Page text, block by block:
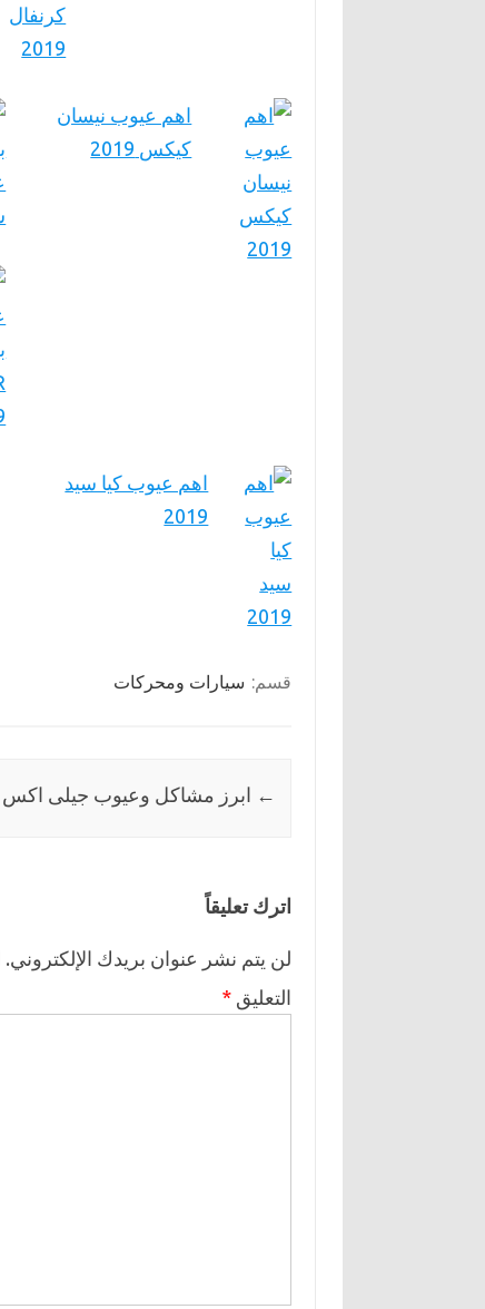
اهم عيوب نيسان
كيكس 2019
اهم عيوب كيا سيد
2019
قسم: سيارات ومحركات
← ابرز مشاكل وعيوب جيلى اكس 7 2019
اترك تعليقاً
لن يتم نشر عنوان بريدك الإلكتروني.
التعليق *